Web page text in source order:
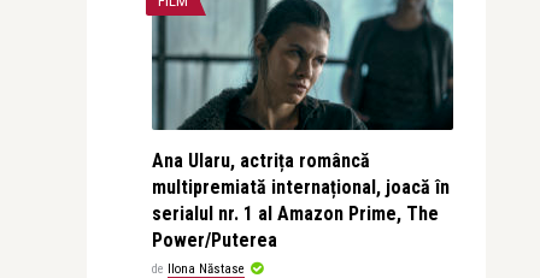
Ana Ularu, actrița româncă
multipremiată internațional, joacă în
serialul nr. 1 al Amazon Prime, The
Power/Puterea
de Ilona Năstase